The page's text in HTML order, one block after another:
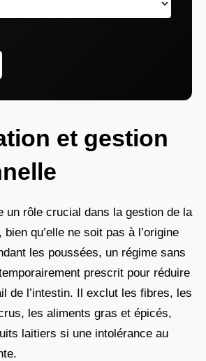
et gestion
un rôle crucial dans la gestion de la
qu’elle ne soit pas à l’origine
les poussées, un régime sans
prescrit pour réduire
de l’intestin. Il exclut les fibres, les
les aliments gras et épicés,
laitiers si une intolérance au